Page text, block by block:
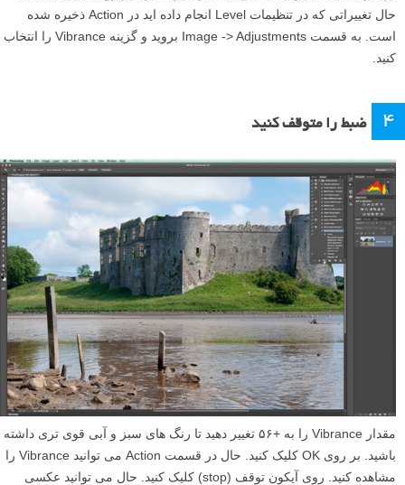
حال تغییراتی که در تنظیمات Level انجام داده اید در Action ذخیره شده
است. به قسمت Image -> Adjustments بروید و گزینه Vibrance را انتخاب
کنید.
۴ ضبط را متوقف کنید
مقدار Vibrance را به +۵۶ تغییر دهید تا رنگ های سبز و آبی قوی تری داشته
باشید. بر روی OK کلیک کنید. حال در قسمت Action می توانید Vibrance را
مشاهده کنید. روی آیکون توقف (stop) کلیک کنید. حال می توانید عکسی